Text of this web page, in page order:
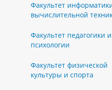
Факультет
вычислительной
Факультет педагогики и
психологии
Факультет физической
культуры и спорта